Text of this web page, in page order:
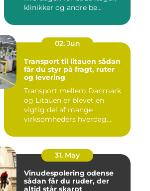
klinikker og andre be...
02. Jun
Transport til litauen sådan
får du styr på fragt, ruter
og levering
Transport mellem Danmark
og Litauen er blevet en
vigtig del af mange
virksomheders hverdag.
31. May
Vinudespolering odense
sådan får du ruder, der
altid står skarpt